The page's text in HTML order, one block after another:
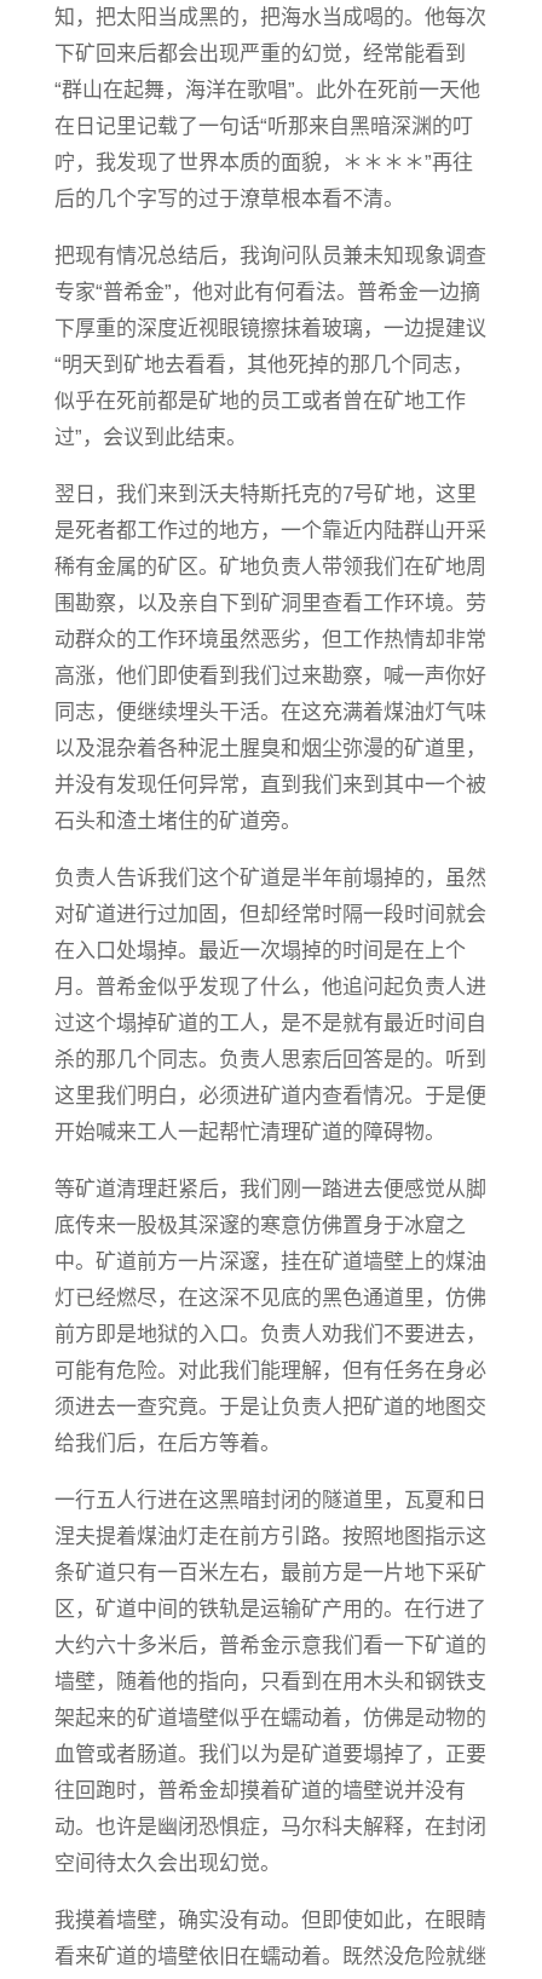
知，把太阳当成黑的，把海水当成喝的。他每次
下矿回来后都会出现严重的幻觉，经常能看到
“群山在起舞，海洋在歌唱”。此外在死前一天他
在日记里记载了一句话“听那来自黑暗深渊的叮
咛，我发现了世界本质的面貌，＊＊＊＊”再往
后的几个字写的过于潦草根本看不清。
把现有情况总结后，我询问队员兼未知现象调查
专家“普希金”，他对此有何看法。普希金一边摘
下厚重的深度近视眼镜擦抹着玻璃，一边提建议
“明天到矿地去看看，其他死掉的那几个同志，
似乎在死前都是矿地的员工或者曾在矿地工作
过”，会议到此结束。
翌日，我们来到沃夫特斯托克的7号矿地，这里
是死者都工作过的地方，一个靠近内陆群山开采
稀有金属的矿区。矿地负责人带领我们在矿地周
围勘察，以及亲自下到矿洞里查看工作环境。劳
动群众的工作环境虽然恶劣，但工作热情却非常
高涨，他们即使看到我们过来勘察，喊一声你好
同志，便继续埋头干活。在这充满着煤油灯气味
以及混杂着各种泥土腥臭和烟尘弥漫的矿道里，
并没有发现任何异常，直到我们来到其中一个被
石头和渣土堵住的矿道旁。
负责人告诉我们这个矿道是半年前塌掉的，虽然
对矿道进行过加固，但却经常时隔一段时间就会
在入口处塌掉。最近一次塌掉的时间是在上个
月。普希金似乎发现了什么，他追问起负责人进
过这个塌掉矿道的工人，是不是就有最近时间自
杀的那几个同志。负责人思索后回答是的。听到
这里我们明白，必须进矿道内查看情况。于是便
开始喊来工人一起帮忙清理矿道的障碍物。
等矿道清理赶紧后，我们刚一踏进去便感觉从脚
底传来一股极其深邃的寒意仿佛置身于冰窟之
中。矿道前方一片深邃，挂在矿道墙壁上的煤油
灯已经燃尽，在这深不见底的黑色通道里，仿佛
前方即是地狱的入口。负责人劝我们不要进去，
可能有危险。对此我们能理解，但有任务在身必
须进去一查究竟。于是让负责人把矿道的地图交
给我们后，在后方等着。
一行五人行进在这黑暗封闭的隧道里，瓦夏和日
涅夫提着煤油灯走在前方引路。按照地图指示这
条矿道只有一百米左右，最前方是一片地下采矿
区，矿道中间的铁轨是运输矿产用的。在行进了
大约六十多米后，普希金示意我们看一下矿道的
墙壁，随着他的指向，只看到在用木头和钢铁支
架起来的矿道墙壁似乎在蠕动着，仿佛是动物的
血管或者肠道。我们以为是矿道要塌掉了，正要
往回跑时，普希金却摸着矿道的墙壁说并没有
动。也许是幽闭恐惧症，马尔科夫解释，在封闭
空间待太久会出现幻觉。
我摸着墙壁，确实没有动。但即使如此，在眼睛
看来矿道的墙壁依旧在蠕动着。既然没危险就继